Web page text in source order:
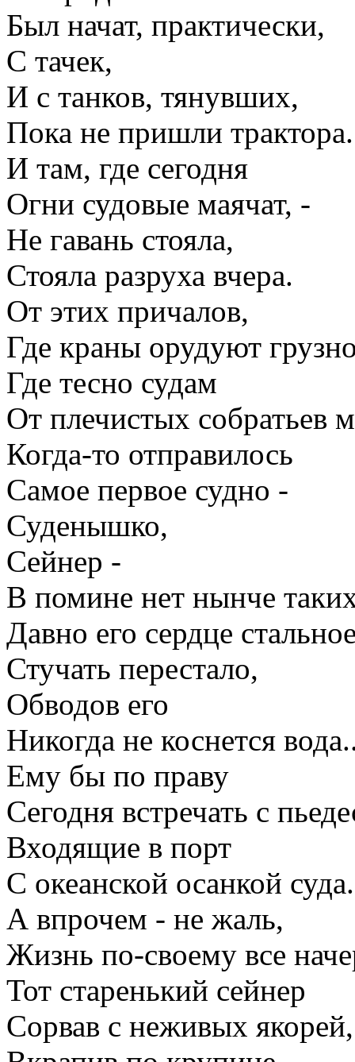
Был начат, практически,
С тачек,
И с танков, тянувших,
Пока не пришли
И там, где сегодня
Огни судовые маячат, -
Не гавань стояла,
Стояла разруха вчера.
От этих причалов,
Где краны орудуют
Где тесно судам
От плечистых собратьев
Когда-то отправилось
Самое первое судно -
Суденышко,
Сейнер -
В помине нет нынче
Давно его сердце
Стучать перестало,
Обводов его
Никогда не коснется
Ему бы по праву
Сегодня встречать с
Входящие в порт
С океанской осанкой суда.
А впрочем - не жаль,
Жизнь по-своему все
Тот старенький сейнер
Сорвав с неживых якорей,